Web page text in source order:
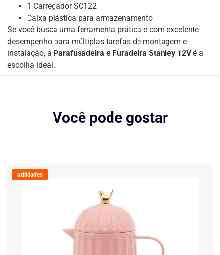
1 Carregador SC122
Caixa plástica para armazenamento
Se você busca uma ferramenta prática e com excelente
desempenho para múltiplas tarefas de montagem e
instalação, a Parafusadeira e Furadeira Stanley 12Vé a
escolha ideal.
Você pode gostar
utilidades